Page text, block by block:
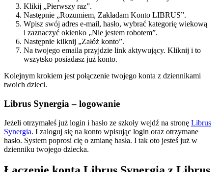
Klikij „Pierwszy raz”.
Następnie „Rozumiem, Zakładam Konto LIBRUS”.
Wpisz swój adres e-mail, hasło, wybrać kategorię wiekową
i zaznaczyć okienko „Nie jestem robotem”.
Następnie kilknij „Załóż konto”.
Na twojego emaila przyjdzie link aktywujący. Kliknij i to
wszytsko posiadasz już konto.
Kolejnym krokiem jest połączenie twojego konta z dziennikami
twoich dzieci.
Librus Synergia – logowanie
Jeżeli otrzymałeś już login i hasło ze szkoły wejdź na stronę Librus
Synergia. I zaloguj się na konto wpisując login oraz otrzymane
hasło. System poprosi cię o zmianę hasła. I tak oto jesteś już w
dzienniku twojego dziecka.